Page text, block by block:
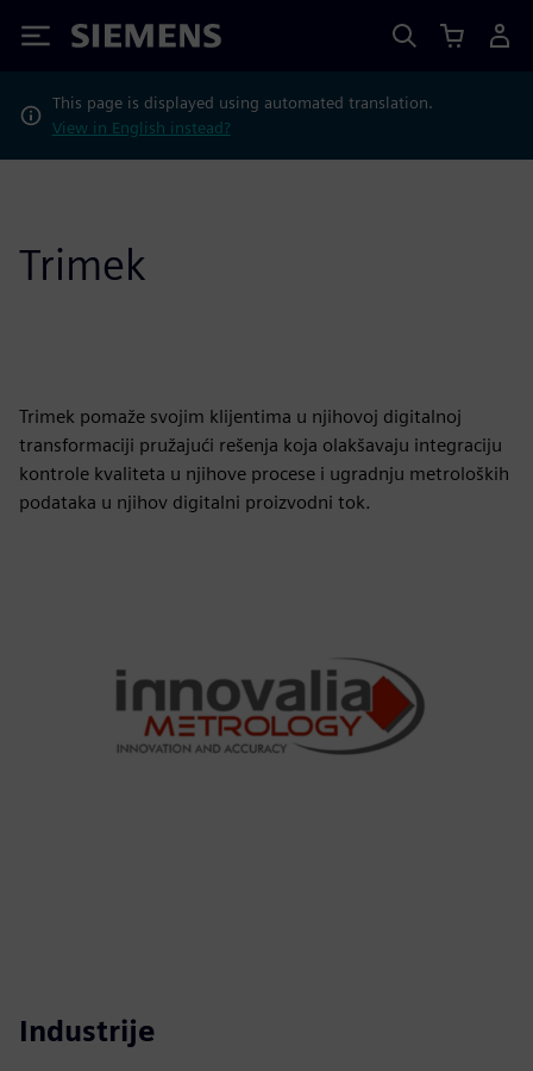
Siemens
This page is displayed using automated translation.
View in English instead?
Trimek
Trimek pomaže svojim klijentima u njihovoj digitalnoj
transformaciji pružajući rešenja koja olakšavaju integraciju
kontrole kvaliteta u njihove procese i ugradnju metroloških
podataka u njihov digitalni proizvodni tok.
Industrije